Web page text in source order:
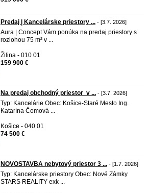
Predaj | Kancelárske priestory ... - [3.7. 2026]
Aura | Concept Vám ponúka na predaj priestory s
rozlohou 75 m² v ...
Žilina - 010 01
159 900 €
Na predaj obchodný priestor v ... - [3.7. 2026]
Typ: Kancelárie Obec: Košice-Staré Mesto Ing.
Katarína Čomová ...
Košice - 040 01
74 500 €
NOVOSTAVBA nebytový priestor 3 ... - [1.7. 2026]
Typ: Kancelárske priestory Obec: Nové Zámky
STARS REALITY exk ...